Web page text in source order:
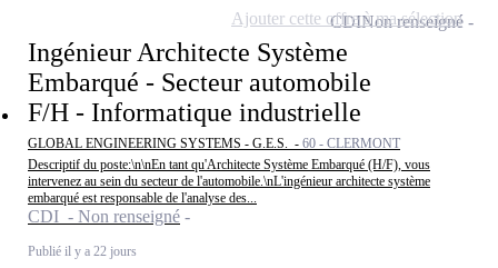
Ingénieur Architecte Système
Embarqué - Secteur automobile
F/H - Informatique industrielle
GLOBAL ENGINEERING SYSTEMS - G.E.S. - 60 - CLERMONT
Descriptif du poste:\n\nEn tant qu'Architecte Système Embarqué (H/F), vous
intervenez au sein du secteur de l'automobile.\nL'ingénieur architecte système
embarqué est responsable de l'analyse des...
CDI - Non renseigné
Publié il y a 22 jours
CDINon renseigné
Ajouter cette offre à ma sélection